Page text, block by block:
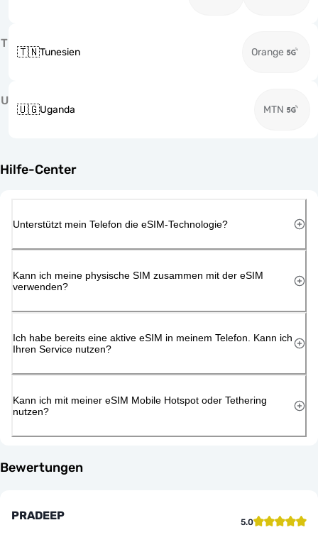
T
🇹🇳Tunesien Orange
U
🇺🇬Uganda MTN
Hilfe-Center
Unterstützt mein Telefon die eSIM-Technologie?
Kann ich meine physische SIM zusammen mit der eSIM
verwenden?
Ich habe bereits eine aktive eSIM in meinem Telefon. Kann ich
Ihren Service nutzen?
Kann ich mit meiner eSIM Mobile Hotspot oder Tethering
nutzen?
Bewertungen
PRADEEP 5.0